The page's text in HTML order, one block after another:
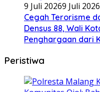
9 Juli 20269 Juli 2026
Cegah Terorisme
Densus 88, Wali
Penghargaan dari
Peristiwa